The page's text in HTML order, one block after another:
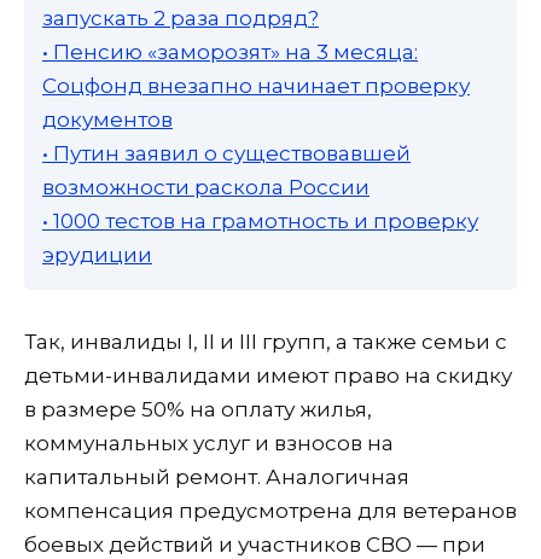
запускать 2 раза подряд?
• Пенсию «заморозят» на 3 месяца:
Соцфонд внезапно начинает проверку
документов
• Путин заявил о существовавшей
возможности раскола России
• 1000 тестов на грамотность и проверку
эрудиции
Так, инвалиды I, II и III групп, а также семьи с
детьми-инвалидами имеют право на скидку
в размере 50% на оплату жилья,
коммунальных услуг и взносов на
капитальный ремонт. Аналогичная
компенсация предусмотрена для ветеранов
боевых действий и участников СВО — при